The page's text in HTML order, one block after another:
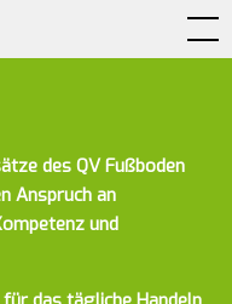
des QV Fußboden
Anspruch an
und